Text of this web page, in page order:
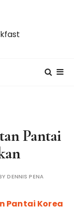
Pantai
DENNIS PENA
Pantai Korea